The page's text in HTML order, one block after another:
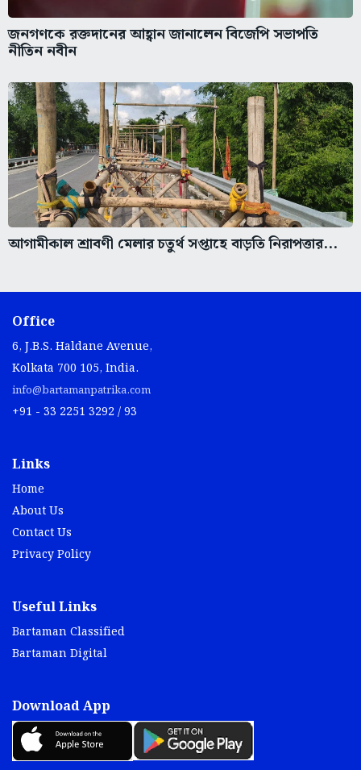
জনগণকে রক্তদানের আহ্বান জানালেন বিজেপি সভাপতি
নীতিন নবীন
আগামীকাল শ্রাবণী মেলার চতুর্থ সপ্তাহে বাড়তি নিরাপত্তার...
Office
6, J.B.S. Haldane Avenue,
Kolkata 700 105, India.
info@bartamanpatrika.com
+91 - 33 2251 3292 / 93
Links
Home
About Us
Contact Us
Privacy Policy
Useful Links
Bartaman Classified
Bartaman Digital
Download App